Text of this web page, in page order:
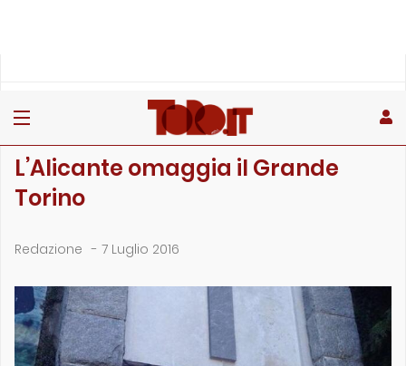
L’Alicante omaggia il Grande
Torino
Redazione - 7 Luglio 2016